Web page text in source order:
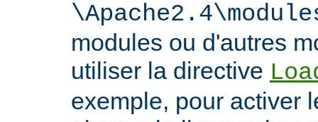
modules ou d'autres
utiliser la directive
exemple, pour activer